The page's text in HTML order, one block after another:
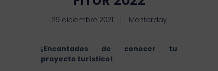
29 diciembre 2021 Mentorday
¡Encantados de conocer tu
proyecto turístico!